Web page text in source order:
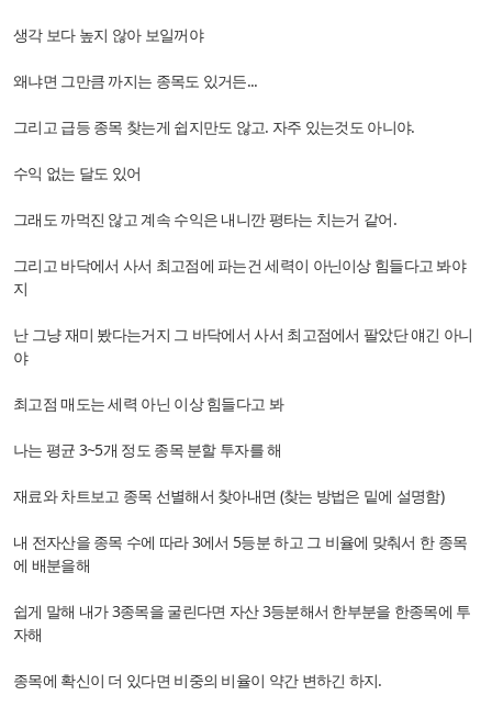
생각 보다 높지 않아 보일꺼야
왜냐면 그만큼 까지는 종목도 있거든...
그리고 급등 종목 찾는게 쉽지만도 않고. 자주 있는것도 아니야.
수익 없는 달도 있어
그래도 까먹진 않고 계속 수익은 내니깐 평타는 치는거 같어.
그리고 바닥에서 사서 최고점에 파는건 세력이 아닌이상 힘들다고 봐야
지
난 그냥 재미 봤다는거지 그 바닥에서 사서 최고점에서 팔았단 얘긴 아니
야
최고점 매도는 세력 아닌 이상 힘들다고 봐
나는 평균 3~5개 정도 종목 분할 투자를 해
재료와 차트보고 종목 선별해서 찾아내면 (찾는 방법은 밑에 설명함)
내 전자산을 종목 수에 따라 3에서 5등분 하고 그 비율에 맞춰서 한 종목
에 배분을해
쉽게 말해 내가 3종목을 굴린다면 자산 3등분해서 한부분을 한종목에 투
자해
종목에 확신이 더 있다면 비중의 비율이 약간 변하긴 하지.